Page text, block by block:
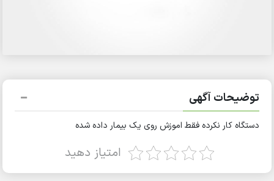
توضیحات آگهی
دستگاه کار نکرده فقط اموزش روی یک بیمار داده شده
امتیاز دهید